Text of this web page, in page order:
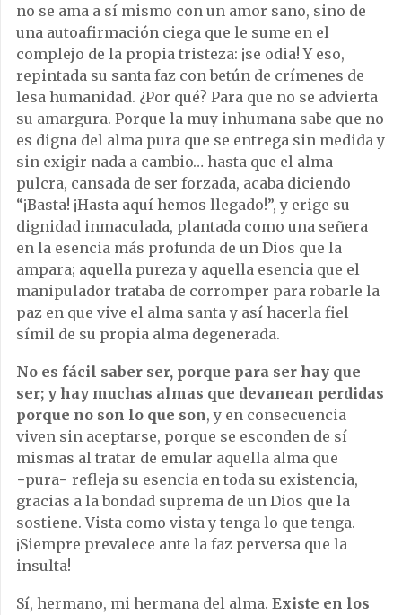
no se ama a sí mismo con un amor sano, sino de
una autoafirmación ciega que le sume en el
complejo de la propia tristeza: ¡se odia! Y eso,
repintada su santa faz con betún de crímenes de
lesa humanidad. ¿Por qué? Para que no se advierta
su amargura. Porque la muy inhumana sabe que no
es digna del alma pura que se entrega sin medida y
sin exigir nada a cambio… hasta que el alma
pulcra, cansada de ser forzada, acaba diciendo
“¡Basta! ¡Hasta aquí hemos llegado!”, y erige su
dignidad inmaculada, plantada como una señera
en la esencia más profunda de un Dios que la
ampara; aquella pureza y aquella esencia que el
manipulador trataba de corromper para robarle la
paz en que vive el alma santa y así hacerla fiel
símil de su propia alma degenerada.
No es fácil saber ser, porque para ser hay que
ser; y hay muchas almas que devanean perdidas
porque no son lo que son, y en consecuencia
viven sin aceptarse, porque se esconden de sí
mismas al tratar de emular aquella alma que
−pura− refleja su esencia en toda su existencia,
gracias a la bondad suprema de un Dios que la
sostiene. Vista como vista y tenga lo que tenga.
¡Siempre prevalece ante la faz perversa que la
insulta!
Sí, hermano, mi hermana del alma. Existe en los